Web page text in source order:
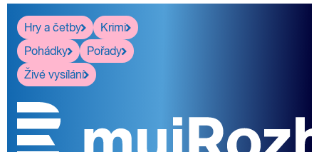
Hry a četby
Krimi
Pohádky
Pořady
Živé vysílání